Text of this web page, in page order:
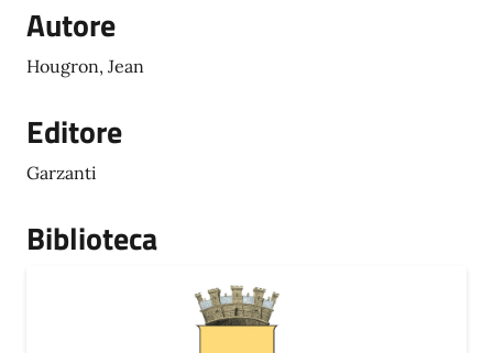
Autore
Hougron, Jean
Editore
Garzanti
Biblioteca